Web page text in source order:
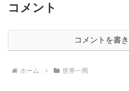
コメント
コメントを書
ホーム 世界一周